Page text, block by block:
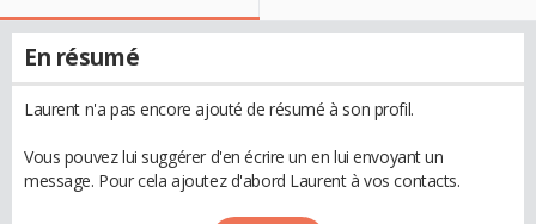
En résumé
Laurent n'a pas encore ajouté de résumé à son profil.
Vous pouvez lui suggérer d'en écrire un en lui envoyant un
message. Pour cela ajoutez d'abord Laurent à vos contacts.